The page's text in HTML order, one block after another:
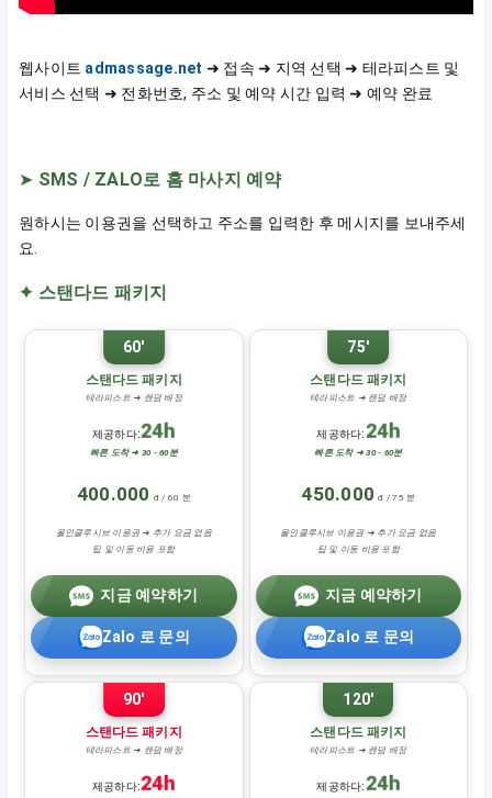
웹사이트 admassage.net ➜ 접속 ➜ 지역 선택 ➜ 테라피스트 및
서비스 선택 ➜ 전화번호, 주소 및 예약 시간 입력 ➜ 예약 완료
➤ SMS / ZALO로 홈 마사지 예약
원하시는 이용권을 선택하고 주소를 입력한 후 메시지를 보내주세
요.
✦ 스탠다드 패키지
60'
스탠다드 패키지
테라피스트 ➜ 랜덤 배정
제공하다:24h
빠른 도착 ➜ 30 - 60분
400.000 đ / 60 분
올인클루시브 이용권 ➜ 추가 요금 없음
팁 및 이동 비용 포함
지금 예약하기
Zalo 로 문의
75'
스탠다드 패키지
테라피스트 ➜ 랜덤 배정
제공하다:24h
빠른 도착 ➜ 30 - 60분
450.000 đ / 75 분
올인클루시브 이용권 ➜ 추가 요금 없음
팁 및 이동 비용 포함
지금 예약하기
Zalo 로 문의
90'
스탠다드 패키지
테라피스트 ➜ 랜덤 배정
제공하다:24h
120'
스탠다드 패키지
테라피스트 ➜ 랜덤 배정
제공하다:24h